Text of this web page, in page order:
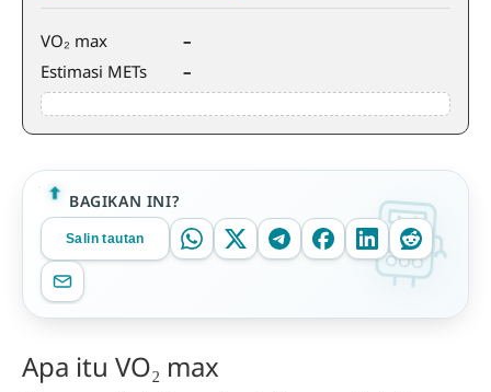
VO₂ max
–
Estimasi METs
–
BAGIKAN INI?
Salin tautan
Apa itu VO₂ max